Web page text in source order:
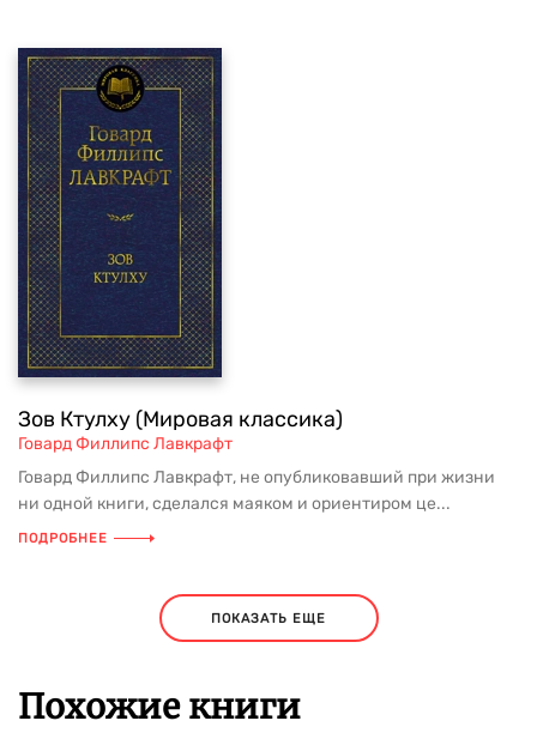
Зов Ктулху (Мировая классика)
Говард Филлипс Лавкрафт
Говард Филлипс Лавкрафт, не опубликовавший при жизни
ни одной книги, сделался маяком и ориентиром це...
ПОДРОБНЕЕ
ПОКАЗАТЬ ЕЩЕ
Похожие книги